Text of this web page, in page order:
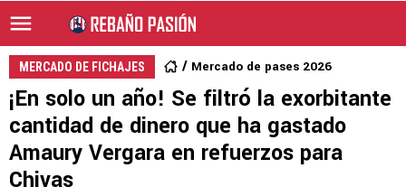
MERCADO DE FICHAJES Mercado de pases 2026
¡En solo un año! Se filtró la exorbitante
cantidad de dinero que ha gastado
Amaury Vergara en refuerzos para
Chivas